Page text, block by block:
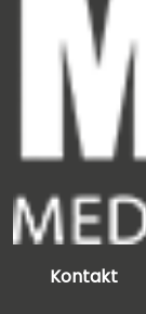
Kontakt